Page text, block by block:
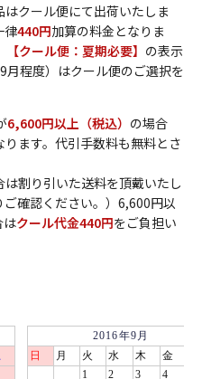
はクール便にて出荷いたしま
律440円加算の料金となりま
【クール便：夏期必要】 の表示
程度）はクール便のご選択を
6,600円以上（税込） の場合
ります。代引手数料も無料とさ
は割り引いた送料を頂戴いたし
確認ください。）6,600円以
はクール代金440円をご負担い